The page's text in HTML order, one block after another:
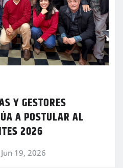
Y GESTORES
A POSTULAR AL
2026
Jun 19, 2026